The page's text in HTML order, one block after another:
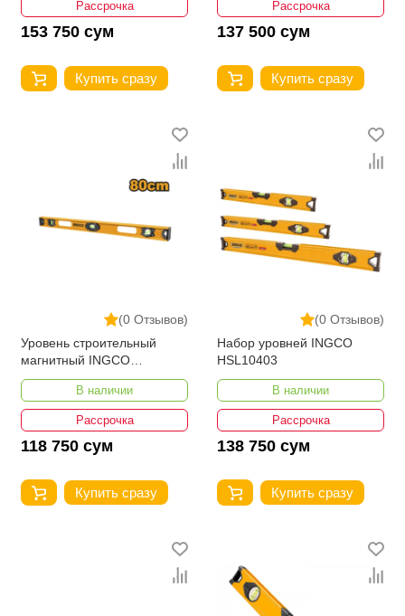
Рассрочка
153 750 сум
Купить сразу
Рассрочка
137 500 сум
Купить сразу
(0 Отзывов)
Уровень строительный
магнитный INGCO
HSL28080 80 см
В наличии
Рассрочка
118 750 сум
Купить сразу
(0 Отзывов)
Набор уровней INGCO
HSL10403
В наличии
Рассрочка
138 750 сум
Купить сразу